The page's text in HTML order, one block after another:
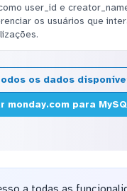
user_id e
os usuários que
os dados
monday.com para